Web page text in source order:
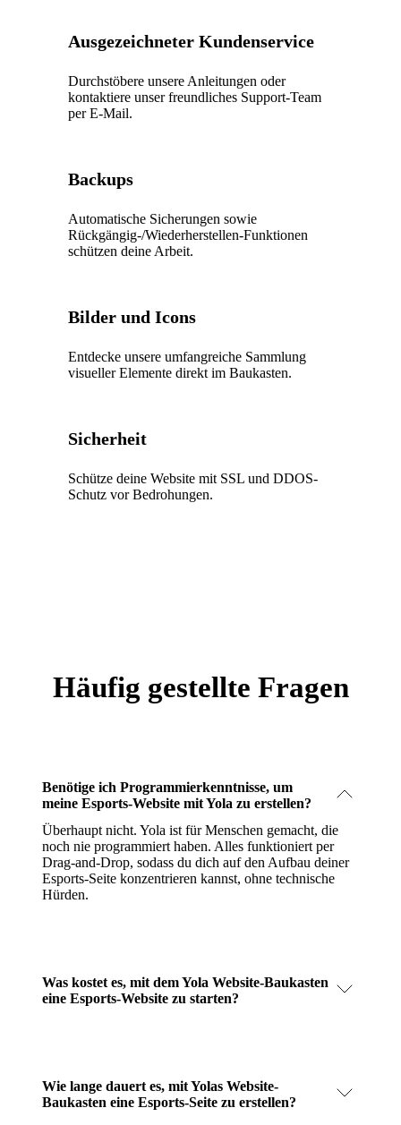
Ausgezeichneter Kundenservice
Durchstöbere unsere Anleitungen oder
kontaktiere unser freundliches Support-Team
per E-Mail.
Backups
Automatische Sicherungen sowie
Rückgängig-/Wiederherstellen-Funktionen
schützen deine Arbeit.
Bilder und Icons
Entdecke unsere umfangreiche Sammlung
visueller Elemente direkt im Baukasten.
Sicherheit
Schütze deine Website mit SSL und DDOS-
Schutz vor Bedrohungen.
Häufig gestellte Fragen
Benötige ich Programmierkenntnisse, um
meine Esports-Website mit Yola zu erstellen?
Überhaupt nicht. Yola ist für Menschen gemacht, die
noch nie programmiert haben. Alles funktioniert per
Drag-and-Drop, sodass du dich auf den Aufbau deiner
Esports-Seite konzentrieren kannst, ohne technische
Hürden.
Was kostet es, mit dem Yola Website-Baukasten
eine Esports-Website zu starten?
Wie lange dauert es, mit Yolas Website-
Baukasten eine Esports-Seite zu erstellen?